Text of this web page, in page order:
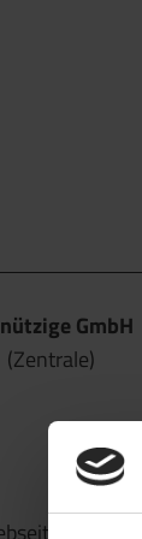
GmbH
können